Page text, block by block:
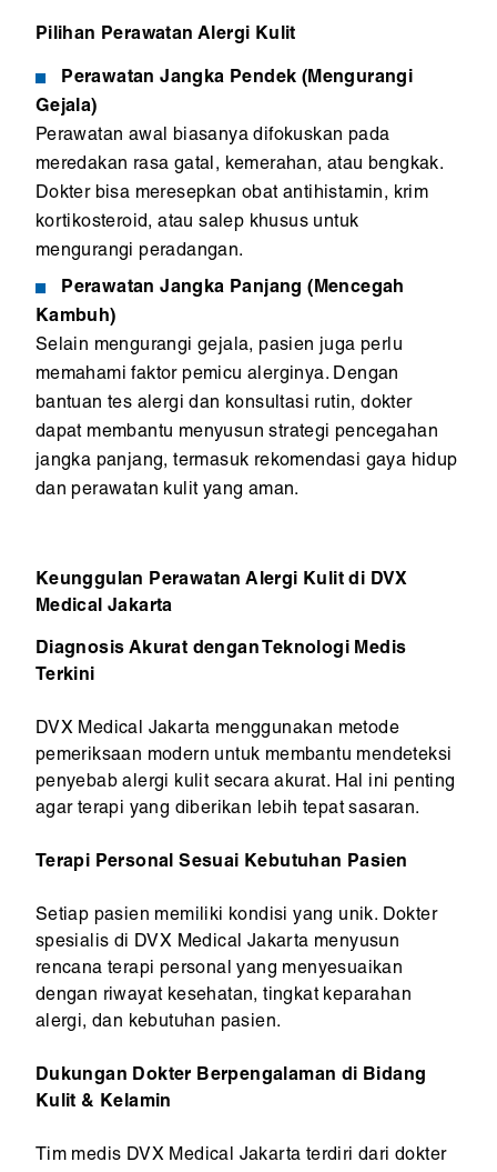
Pilihan Perawatan Alergi Kulit
Perawatan Jangka Pendek (Mengurangi
Gejala)
Perawatan awal biasanya difokuskan pada
meredakan rasa gatal, kemerahan, atau bengkak.
Dokter bisa meresepkan obat antihistamin, krim
kortikosteroid, atau salep khusus untuk
mengurangi peradangan.
Perawatan Jangka Panjang (Mencegah
Kambuh)
Selain mengurangi gejala, pasien juga perlu
memahami faktor pemicu alerginya. Dengan
bantuan tes alergi dan konsultasi rutin, dokter
dapat membantu menyusun strategi pencegahan
jangka panjang, termasuk rekomendasi gaya hidup
dan perawatan kulit yang aman.
Keunggulan Perawatan Alergi Kulit di DVX
Medical Jakarta
Diagnosis Akurat dengan Teknologi Medis
Terkini
DVX Medical Jakarta menggunakan metode
pemeriksaan modern untuk membantu mendeteksi
penyebab alergi kulit secara akurat. Hal ini penting
agar terapi yang diberikan lebih tepat sasaran.
Terapi Personal Sesuai Kebutuhan Pasien
Setiap pasien memiliki kondisi yang unik. Dokter
spesialis di DVX Medical Jakarta menyusun
rencana terapi personal yang menyesuaikan
dengan riwayat kesehatan, tingkat keparahan
alergi, dan kebutuhan pasien.
Dukungan Dokter Berpengalaman di Bidang
Kulit & Kelamin
Tim medis DVX Medical Jakarta terdiri dari dokter